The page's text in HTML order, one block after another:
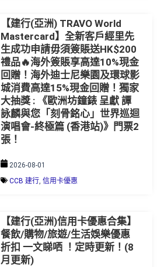
【建行(亞洲) TRAVO World
Mastercard】全新客戶經里先
生成功申請毋須簽賬送HK$200
禮品🔥海外簽賬享高達10%現金
回贈！海外迪士尼樂園及環球影
城消費高達15%現金回贈！獨家
大抽獎 : 《歐洲坊鐘錶 呈獻 譚
詠麟與您「刻骨銘心」世界巡迴
演唱會-終極篇 (香港站)》門票2
張！
2026-08-01
CCB 建行, 信用卡優惠
【建行(亞洲)信用卡優惠合集】
餐飲/購物/旅遊/生活娛樂優惠
折扣 一文睇哂 ！定時更新！(8
月更新)